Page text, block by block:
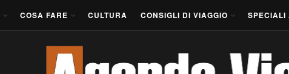
COSA FARE CULTURA CONSIGLI DI VIAGGIO SPECIALI